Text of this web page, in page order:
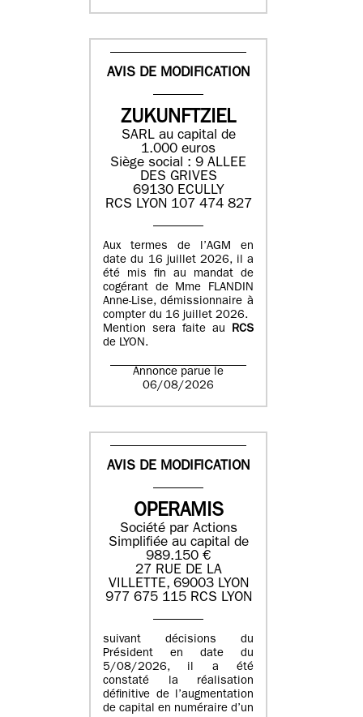
AVIS DE MODIFICATION
ZUKUNFTZIEL
SARL au capital de
1.000 euros
Siège social : 9 ALLEE
DES GRIVES
69130 ECULLY
RCS LYON 107 474 827
Aux termes de l’AGM en
date du 16 juillet 2026, il a
été mis fin au mandat de
cogérant de Mme FLANDIN
Anne-Lise, démissionnaire à
compter du 16 juillet 2026.
Mention sera faite au RCS
de LYON.
Annonce parue le
06/08/2026
AVIS DE MODIFICATION
OPERAMIS
Société par Actions
Simplifiée au capital de
989.150 €
27 RUE DE LA
VILLETTE, 69003 LYON
977 675 115 RCS LYON
suivant décisions du
Président en date du
5/08/2026, il a été
constaté la réalisation
définitive de l’augmentation
de capital en numéraire d’un